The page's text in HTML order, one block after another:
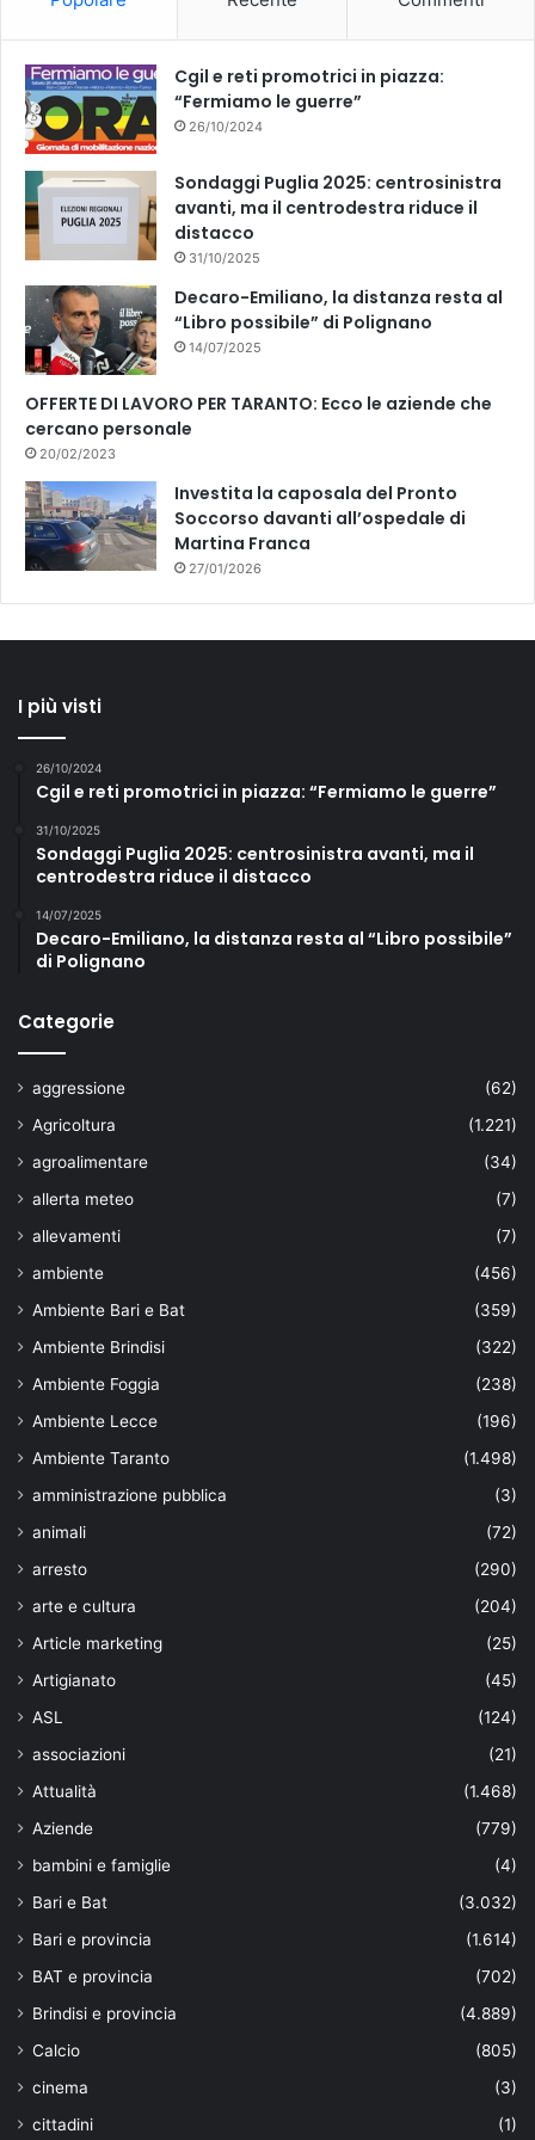
k
Cgil e reti promotrici in piazza:
“Fermiamo le guerre”
26/10/2024
Sondaggi Puglia 2025: centrosinistra
avanti, ma il centrodestra riduce il
distacco
31/10/2025
Decaro-Emiliano, la distanza resta al
“Libro possibile” di Polignano
14/07/2025
OFFERTE DI LAVORO PER TARANTO: Ecco le aziende che
cercano personale
20/02/2023
Investita la caposala del Pronto
Soccorso davanti all’ospedale di
Martina Franca
27/01/2026
I più visti
26/10/2024
Cgil e reti promotrici in piazza: “Fermiamo le guerre”
31/10/2025
Sondaggi Puglia 2025: centrosinistra avanti, ma il
centrodestra riduce il distacco
14/07/2025
Decaro-Emiliano, la distanza resta al “Libro possibile”
di Polignano
Categorie
aggressione
(62)
Agricoltura
(1.221)
agroalimentare
(34)
allerta meteo
(7)
allevamenti
(7)
ambiente
(456)
Ambiente Bari e Bat
(359)
Ambiente Brindisi
(322)
Ambiente Foggia
(238)
Ambiente Lecce
(196)
Ambiente Taranto
(1.498)
amministrazione pubblica
(3)
animali
(72)
arresto
(290)
arte e cultura
(204)
Article marketing
(25)
Artigianato
(45)
ASL
(124)
associazioni
(21)
Attualità
(1.468)
Aziende
(779)
bambini e famiglie
(4)
Bari e Bat
(3.032)
Bari e provincia
(1.614)
BAT e provincia
(702)
Brindisi e provincia
(4.889)
Calcio
(805)
cinema
(3)
cittadini
(1)